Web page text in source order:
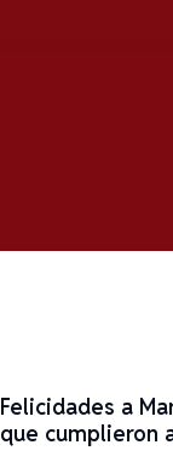
Felicidades a
que cumplieron